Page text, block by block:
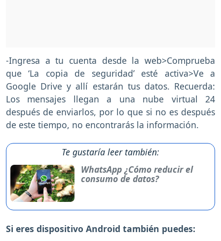
-Ingresa a tu cuenta desde la web>Comprueba
que ‘La copia de seguridad’ esté activa>Ve a
Google Drive y allí estarán tus datos. Recuerda:
Los mensajes llegan a una nube virtual 24
después de enviarlos, por lo que si no es después
de este tiempo, no encontrarás la información.
Te gustaría leer también:
WhatsApp ¿Cómo reducir el
consumo de datos?
Si eres dispositivo Android también puedes: